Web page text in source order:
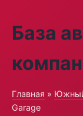
База
Главная »
Garage